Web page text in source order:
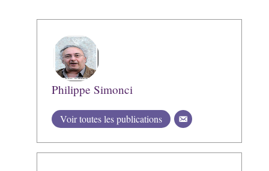
Philippe Simonci
Voir toutes les publications